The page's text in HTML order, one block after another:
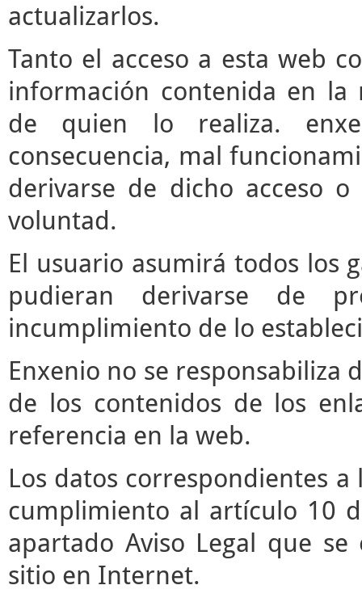
actualizarlos.
Tanto el acceso a esta web
información contenida en la
de quien lo realiza.
consecuencia, mal
derivarse de dicho acceso
voluntad.
El usuario asumirá todos los
pudieran derivarse de
incumplimiento de lo
Enxenio no se responsabiliza
de los contenidos de los
referencia en la web.
Los datos correspondientes
cumplimiento al artículo 10
apartado Aviso Legal que
sitio en Internet.